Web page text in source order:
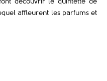
découvrir le quintette de
affleurent les parfums et